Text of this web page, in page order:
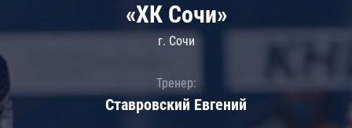
«ХК Сочи»
г. Сочи
Тренер:
Ставровский Евгений